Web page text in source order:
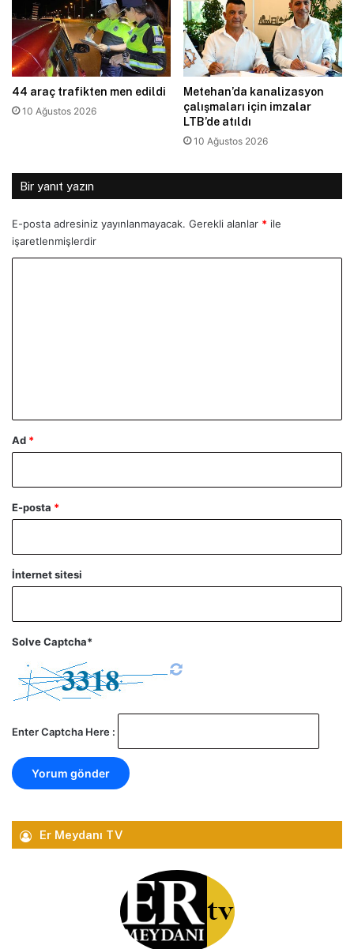
44 araç trafikten men edildi
10 Ağustos 2026
Metehan’da kanalizasyon
çalışmaları için imzalar
LTB’de atıldı
10 Ağustos 2026
Bir yanıt yazın
E-posta adresiniz yayınlanmayacak. Gerekli alanlar * ile
işaretlenmişlerdir
Ad *
E-posta *
İnternet sitesi
Solve Captcha*
Enter Captcha Here :
Er Meydanı TV